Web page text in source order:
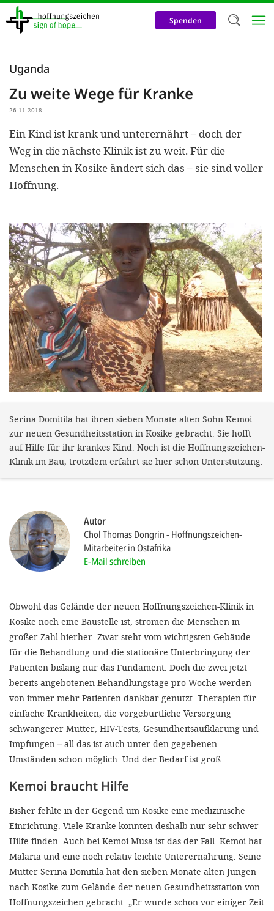
Direkt
zum
Inhalt
Spenden
Uganda
Zu weite Wege für Kranke
26.11.2018
Ein Kind ist krank und unterernährt – doch der
Weg in die nächste Klinik ist zu weit. Für die
Menschen in Kosike ändert sich das – sie sind voller
Hoffnung.
Serina Domitila hat ihren sieben Monate alten Sohn Kemoi
zur neuen Gesundheitsstation in Kosike gebracht. Sie hofft
auf Hilfe für ihr krankes Kind. Noch ist die Hoffnungszeichen-
Klinik im Bau, trotzdem erfährt sie hier schon Unterstützung.
Autor
Chol Thomas Dongrin Hoffnungszeichen-
Mitarbeiter in Ostafrika
E-Mail schreiben
Obwohl das Gelände der neuen Hoffnungszeichen-Klinik in
Kosike noch eine Baustelle ist, strömen die Menschen in
großer Zahl hierher. Zwar steht vom wichtigsten Gebäude
für die Behandlung und die stationäre Unterbringung der
Patienten bislang nur das Fundament. Doch die zwei jetzt
bereits angebotenen Behandlungstage pro Woche werden
von immer mehr Patienten dankbar genutzt. Therapien für
einfache Krankheiten, die vorgeburtliche Versorgung
schwangerer Mütter, HIV-Tests, Gesundheitsaufklärung und
Impfungen – all das ist auch unter den gegebenen
Umständen schon möglich. Und der Bedarf ist groß.
Kemoi braucht Hilfe
Bisher fehlte in der Gegend um Kosike eine medizinische
Einrichtung. Viele Kranke konnten deshalb nur sehr schwer
Hilfe finden. Auch bei Kemoi Musa ist das der Fall. Kemoi hat
Malaria und eine noch relativ leichte Unterernährung. Seine
Mutter Serina Domitila hat den sieben Monate alten Jungen
nach Kosike zum Gelände der neuen Gesundheitsstation von
Hoffnungszeichen gebracht. „Er wurde schon vor einiger Zeit
nutzen
helfen
Online-
und
unsere
den
ALLEN